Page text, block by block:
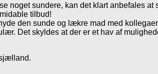
noget sundere, kan det klart anbefales at
tilbud!
den sunde og lækre mad med
Det skyldes at der er et hav af